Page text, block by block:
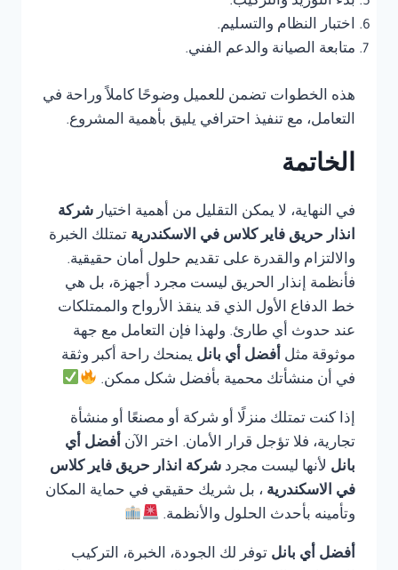
اختبار النظام والتسليم.
متابعة الصيانة والدعم الفني.
هذه الخطوات تضمن للعميل وضوحًا كاملاً وراحة في
التعامل، مع تنفيذ احترافي يليق بأهمية المشروع.
الخاتمة
في النهاية، لا يمكن التقليل من أهمية اختيار شركة
انذار حريق فاير كلاس في الاسكندرية تمتلك الخبرة
والالتزام والقدرة على تقديم حلول أمان حقيقية.
فأنظمة إنذار الحريق ليست مجرد أجهزة، بل هي
خط الدفاع الأول الذي قد ينقذ الأرواح والممتلكات
عند حدوث أي طارئ. ولهذا فإن التعامل مع جهة
موثوقة مثل أفضل أي بانل يمنحك راحة أكبر وثقة
في أن منشأتك محمية بأفضل شكل ممكن.
إذا كنت تمتلك منزلًا أو شركة أو مصنعًا أو منشأة
تجارية، فلا تؤجل قرار الأمان. اختر الآن أفضل أي
بانل لأنها ليست مجرد شركة انذار حريق فاير كلاس
في الاسكندرية ، بل شريك حقيقي في حماية المكان
وتأمينه بأحدث الحلول والأنظمة.
أفضل أي بانل توفر لك الجودة، الخبرة، التركيب